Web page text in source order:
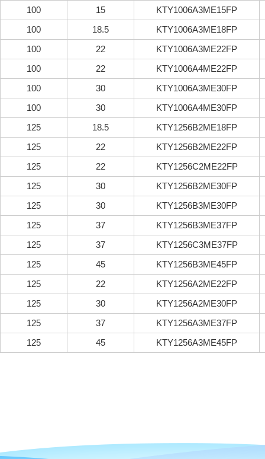
100
15
KTY1006A3ME15FP
100
18.5
KTY1006A3ME18FP
100
22
KTY1006A3ME22FP
100
22
KTY1006A4ME22FP
100
30
KTY1006A3ME30FP
100
30
KTY1006A4ME30FP
125
18.5
KTY1256B2ME18FP
125
22
KTY1256B2ME22FP
125
22
KTY1256C2ME22FP
125
30
KTY1256B2ME30FP
125
30
KTY1256B3ME30FP
125
37
KTY1256B3ME37FP
125
37
KTY1256C3ME37FP
125
45
KTY1256B3ME45FP
125
22
KTY1256A2ME22FP
125
30
KTY1256A2ME30FP
125
37
KTY1256A3ME37FP
125
45 KTY1256A3ME45FP